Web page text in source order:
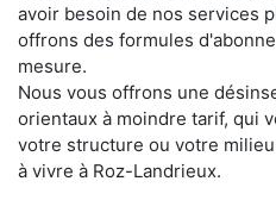
avoir besoin de nos services
offrons des formules
mesure.
Nous vous offrons une
orientaux à moindre tarif, qui
votre structure ou votre
à vivre à Roz-Landrieux.